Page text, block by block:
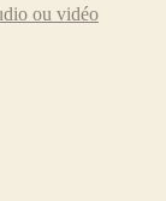
ou vidéo